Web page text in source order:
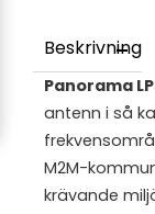
Beskrivning
Panorama
antenn i så
M2M-
krävande